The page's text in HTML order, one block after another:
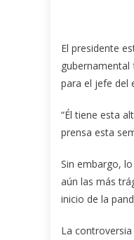
El presidente
gubernamental
para el jefe del
“Él tiene esta
prensa esta
Sin embargo,
aún las más
inicio de la
La